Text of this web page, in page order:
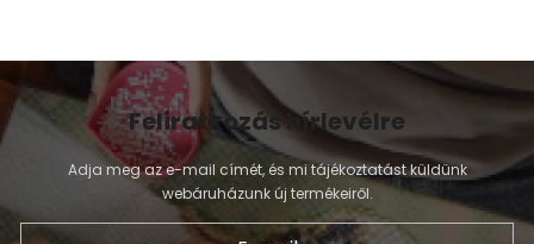
Feliratkozás hírlevélre
Adja meg az e-mail címét, és mi tájékoztatást küldünk
webáruházunk új termékeiről.